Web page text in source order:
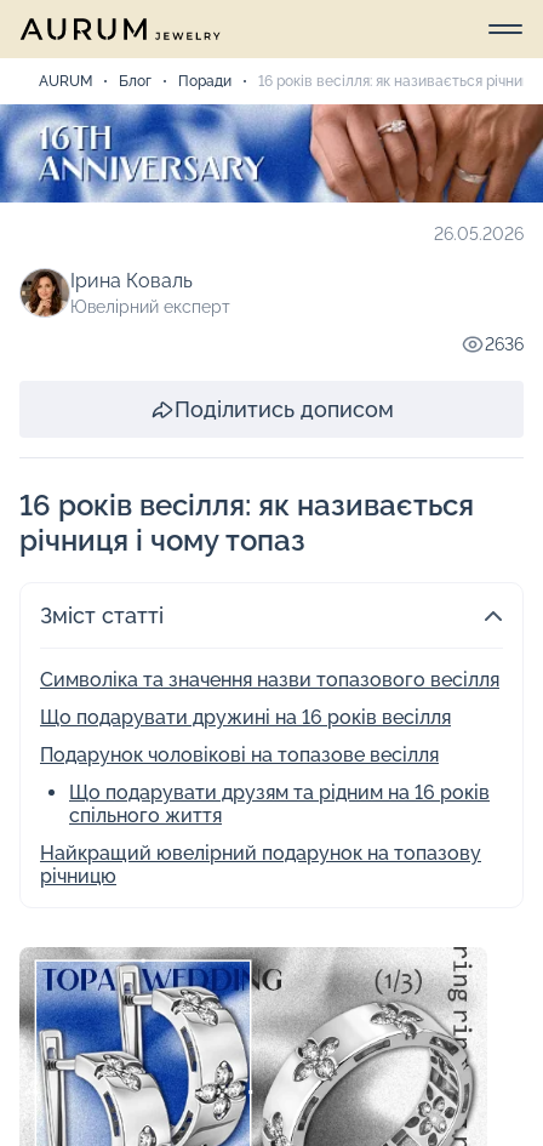
AURUM Блог Поради 16 років весілля: як називається
16 років весілля: як називається
річниця і чому топаз
Зміст статті
Символіка та значення назви топазового весілля
Що подарувати дружині на 16 років весілля
Подарунок чоловікові на топазове весілля
Що подарувати друзям та рідним на 16 років
спільного життя
Найкращий ювелірний подарунок на топазову
річницю
26.05.2026
Ірина Коваль
Ювелірний експерт
2636
Поділитись дописом